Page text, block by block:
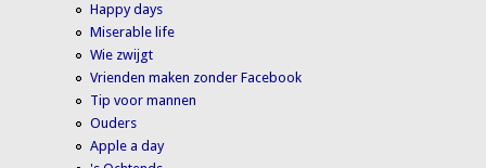
Happy days
Miserable life
Wie zwijgt
Vrienden maken zonder Facebook
Tip voor mannen
Ouders
Apple a day